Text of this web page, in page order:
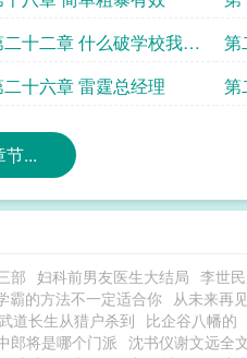
十二章 什么破学校我怎
没听过
第
十六章 雷霆总经理
第
...
部 妇科前男友医生大结局 李世
霸的方法不一定适合你 从未来再
道长生从猎户杀到 比企谷八幡的
郎将是哪个门派 沈书仪谢文远全